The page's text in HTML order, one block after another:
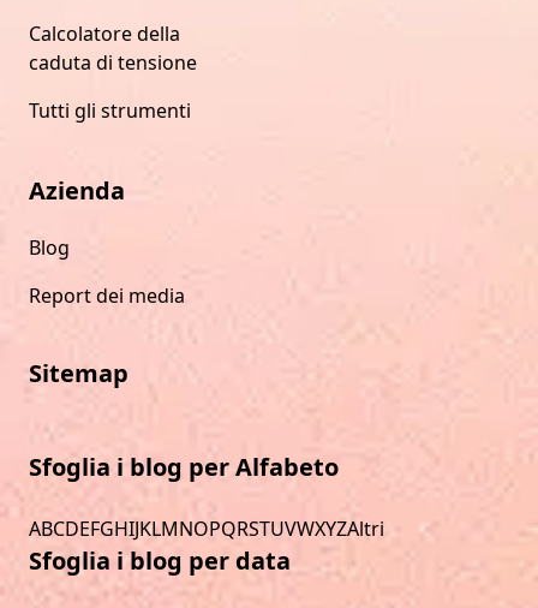
Calcolatore della
caduta di tensione
Tutti gli strumenti
Azienda
Blog
Report dei media
Sitemap
Sfoglia i blog per Alfabeto
ABCDEFGHIJKLMNOPQRSTUVWXYZAltri
Sfoglia i blog per data